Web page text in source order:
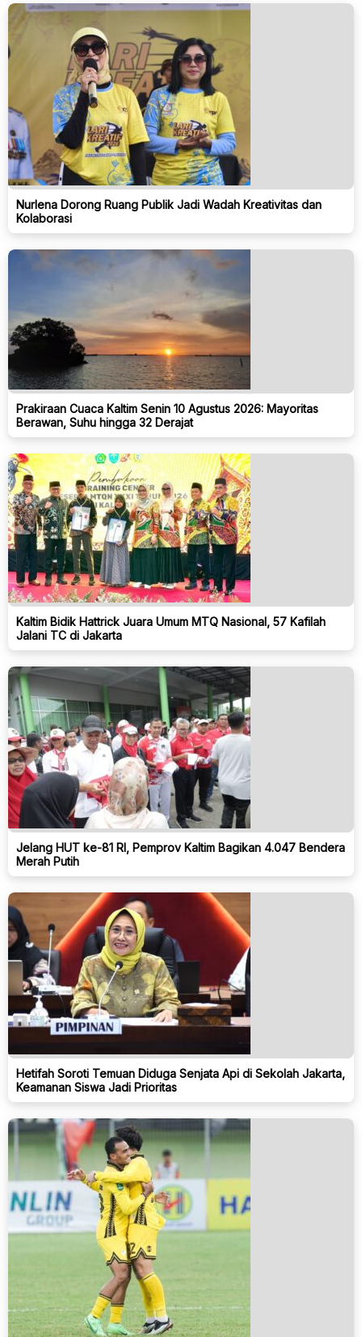
Nurlena Dorong Ruang Publik Jadi Wadah Kreativitas dan
Kolaborasi
Prakiraan Cuaca Kaltim Senin 10 Agustus 2026: Mayoritas
Berawan, Suhu hingga 32 Derajat
Kaltim Bidik Hattrick Juara Umum MTQ Nasional, 57 Kafilah
Jalani TC di Jakarta
Jelang HUT ke-81 RI, Pemprov Kaltim Bagikan 4.047 Bendera
Merah Putih
Hetifah Soroti Temuan Diduga Senjata Api di Sekolah Jakarta,
Keamanan Siswa Jadi Prioritas